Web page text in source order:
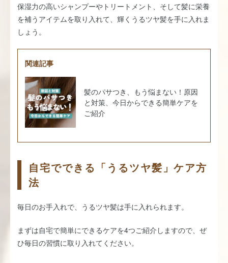
保湿力の高いシャンプーやトリートメント、そして髪に栄養
を補うアイテムを取り入れて、輝くうるツヤ髪を手に入れま
しょう。
関連記事
髪のパサつき、もう悩まない！原因
と対策、今日からできる簡単ケアを
ご紹介
自宅でできる「うるツヤ髪」ケア方
法
毎日のお手入れで、うるツヤ髪は手に入れられます。
まずは自宅で簡単にできるケアを4つご紹介しますので、ぜ
ひ毎日の習慣に取り入れてください。